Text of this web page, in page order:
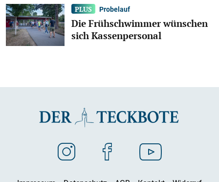
Probelauf
Die Frühschwimmer wünschen
sich Kassenpersonal